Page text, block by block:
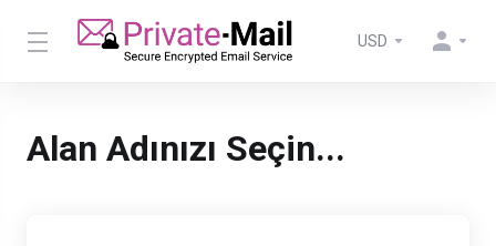
USD
Alan Adınızı Seçin...